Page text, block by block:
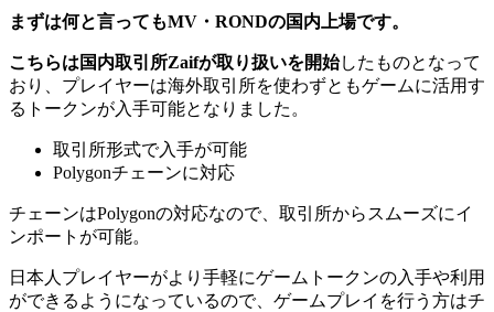
まずは何と言ってもMV・RONDの国内上場です。
こちらは国内取引所Zaifが取り扱いを開始したものとなって
おり、プレイヤーは海外取引所を使わずともゲームに活用す
るトークンが入手可能となりました。
取引所形式で入手が可能
Polygonチェーンに対応
チェーンはPolygonの対応なので、取引所からスムーズにイ
ンポート が可能。
日本人プレイヤーがより手軽にゲームトークンの入手や利用
ができるようになっているので、ゲームプレイを行う方はチ